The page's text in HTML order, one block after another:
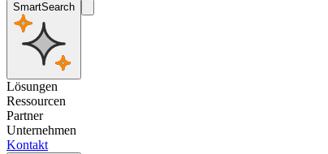
SmartSearch
Lösungen
Ressourcen
Partner
Unternehmen
Kontakt